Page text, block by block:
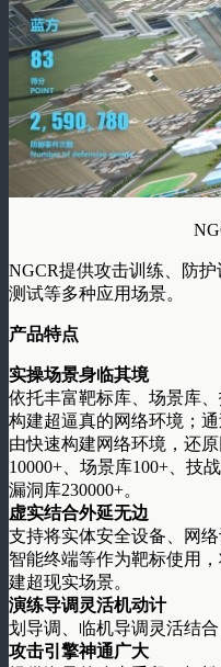
NGCR提供攻击训练、防
测试等多种应用场景。
产品特点
实操场景身临其境
依托丰富靶标库、场景库
构建超逼真的网络环境；
由快速构建网络环境，还
10000+、场景库100+、技
漏洞库230000+。
虚实结合外延无边
支持将实体安全设备、网
智能终端等作为靶标使用
建超现实场景。
演练导调灵活机动计
划导调、临机导调灵活结合
攻击引擎神通广大